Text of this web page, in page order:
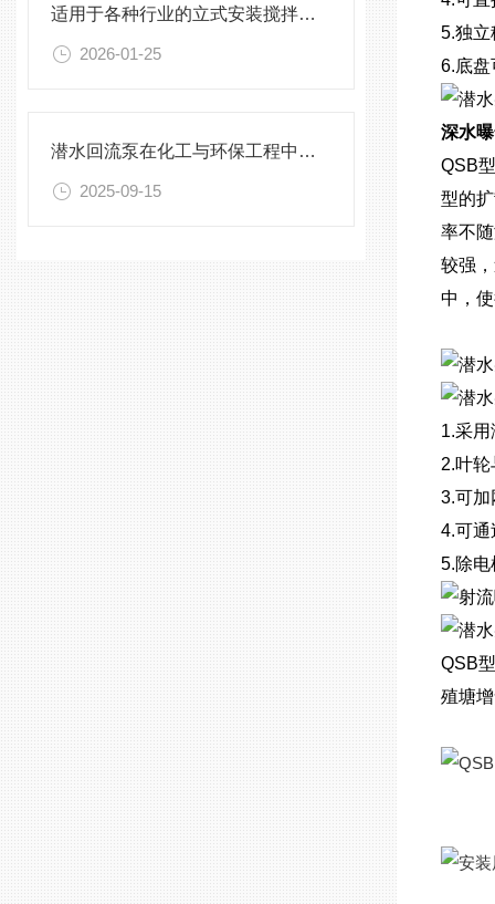
适用于各种行业的立式安装搅拌机选型指南
2026-01-25
潜水回流泵在化工与环保工程中的关键作用
2025-09-15
5.独
6.底
深水
QSB
型的
率不
较强
中，
1.采
2.叶
3.可
4.可
5.除
QSB
殖塘